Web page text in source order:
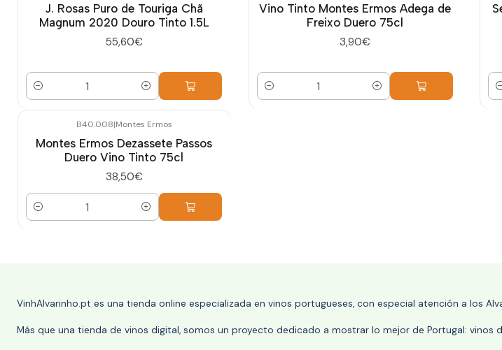
J. Rosas Puro de Touriga Chã
Magnum 2020 Douro Tinto 1.5L
55,60€
Cantidad
Vino Tinto Montes Ermos Adega de
Freixo Duero 75cl
3,90€
Cantidad
B40.008|Montes Ermos
Montes Ermos Dezassete Passos
Duero Vino Tinto 75cl
38,50€
Cantidad
VinhAlvarinho.pt es una tienda online especializada en vinos portugueses, con especial atención a los
Más que una tienda de vinos digital, somos un proyecto dedicado a mostrar lo mejor de Portugal: